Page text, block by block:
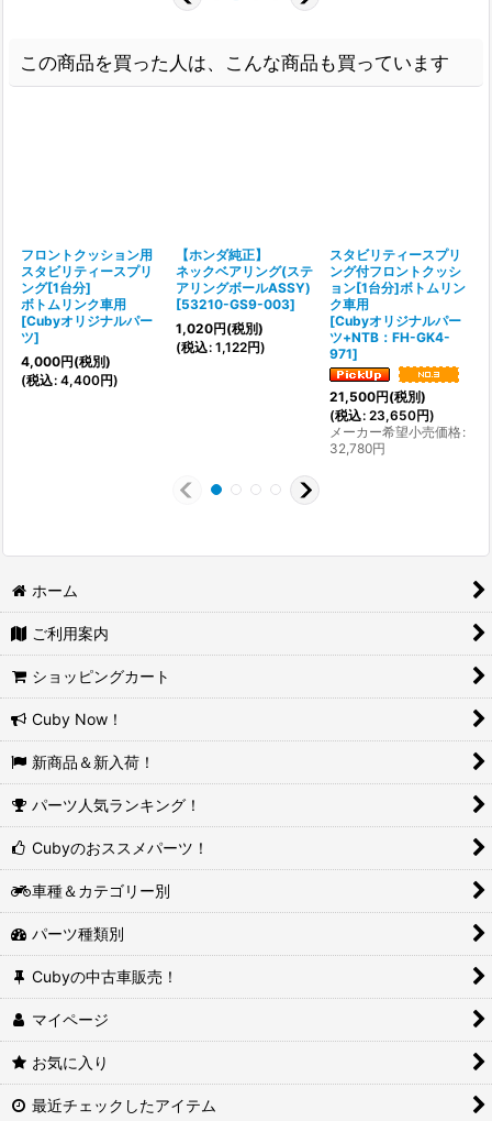
この商品を買った人は、こんな商品も買っています
フロントクッション用
スタビリティースプリ
ング[1台分]
ボトムリンク車用
[Cubyオリジナルパー
ツ]
4,000円(税別)
(税込: 4,400円)
【ホンダ純正】
ネックベアリング(ステ
アリングボールASSY)
[53210-GS9-003]
1,020円(税別)
(税込: 1,122円)
スタビリティースプリ
ング付フロントクッシ
ョン[1台分]ボトムリン
ク車用
[Cubyオリジナルパー
ツ+NTB：FH-GK4-
971]
21,500円(税別)
(税込: 23,650円)
メーカー希望小売価格:
32,780円
ホーム
ご利用案内
ショッピングカート
Cuby Now！
新商品＆新入荷！
パーツ人気ランキング！
Cubyのおススメパーツ！
車種＆カテゴリー別
パーツ種類別
Cubyの中古車販売！
マイページ
お気に入り
最近チェックしたアイテム